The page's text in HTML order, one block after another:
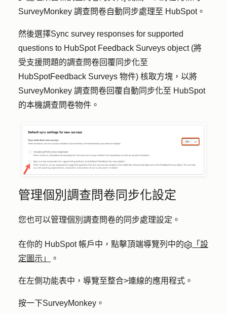
SurveyMonkey 調查問卷自動同步處理至 HubSpot。
然後選擇Sync survey responses for supported
questions to HubSpot Feedback Surveys object (將
受支援問題的調查問卷回覆 同步化至
HubSpotFeedback Surveys 物件) 核取方塊，以將
SurveyMonkey 調查問卷回覆自動同步化至 HubSpot
的本機調查問卷物件 。
管理個別調查問卷同步化設定
您也可以管理個別調查問卷的同步處理設定。
在你的 HubSpot 帳戶中，點擊頂端導覽列中的
「設
定圖示」
。
在左側功能表中，導覽至整合>連線的應用程式 。
按一下SurveyMonkey 。